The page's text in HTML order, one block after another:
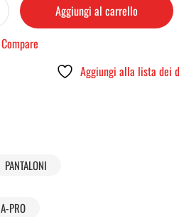
Aggiungi al carrello
Compare
Aggiungi alla lista dei
PANTALONI
A-PRO